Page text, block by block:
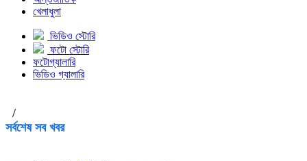
খেলাধুলা
ভিডিও স্টোরি
ফটো স্টোরি
ফটোগ্যালারি
ভিডিও গ্যালারি
/
সর্বশেষ সব খবর